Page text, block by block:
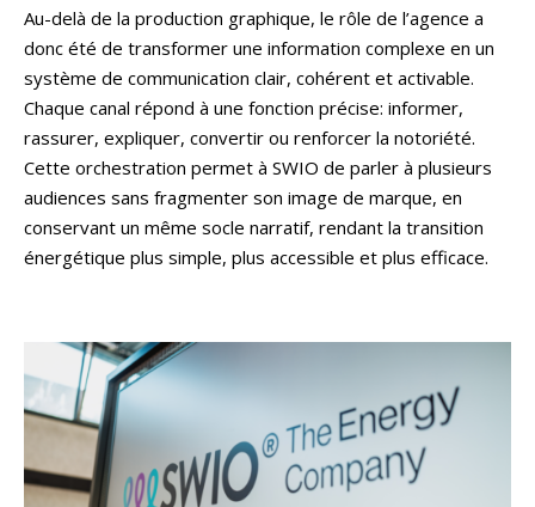
Au-delà de la production graphique, le rôle de l’agence a
donc été de transformer une information complexe en un
système de communication clair, cohérent et activable.
Chaque canal répond à une fonction précise: informer,
rassurer, expliquer, convertir ou renforcer la notoriété.
Cette orchestration permet à SWIO de parler à plusieurs
audiences sans fragmenter son image de marque, en
conservant un même socle narratif, rendant la transition
énergétique plus simple, plus accessible et plus efficace.